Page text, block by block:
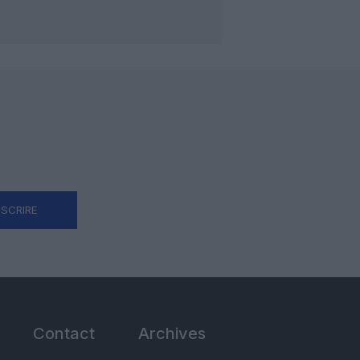
Contact Archives